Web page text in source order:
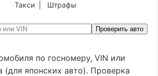
Такси| Штрафы
Проверить авто
по госномеру, VIN или
(для японских авто). Проверка